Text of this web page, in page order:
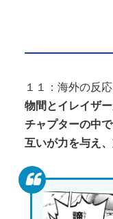
１１：海外の反応
物間とイレイザ
チャプターの中
互いが力を与え、